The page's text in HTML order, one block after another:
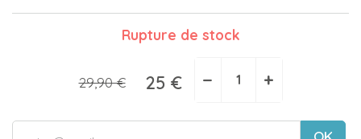
Rupture de stock
29,90 € 25 € − +